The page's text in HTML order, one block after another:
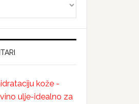
kože -
ulje-idealno za